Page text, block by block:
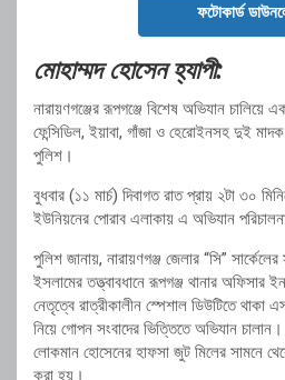
ফটোকার্ড
মোহাম্মদ হোসেন হ্যাপী:
নারায়ণগঞ্জের রূপগঞ্জে বিশেষ অভিযান চালিয়ে
ফেন্সিডিল, ইয়াবা, গাঁজা ও হেরোইনসহ দুই মাদক
পুলিশ।
বুধবার (১১ মার্চ) দিবাগত রাত প্রায় ২টা ৩০
ইউনিয়নের পোরাব এলাকায় এ অভিযান
পুলিশ জানায়, নারায়ণগঞ্জ জেলার “সি”
ইসলামের তত্ত্বাবধানে রূপগঞ্জ থানার অফিসার
নেতৃত্বে রাত্রীকালীন স্পেশাল ডিউটিতে থাকা
নিয়ে গোপন সংবাদের ভিত্তিতে অভিযান
লোকমান হোসেনের হাফসা জুট মিলের সামনে
করা হয়।